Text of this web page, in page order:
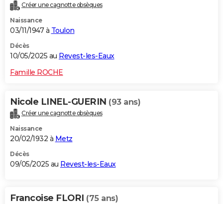
Créer une cagnotte obsèques
Naissance
03/11/1947 à Toulon
Décès
10/05/2025 au Revest-les-Eaux
Famille ROCHE
Nicole LINEL-GUERIN (93 ans)
Créer une cagnotte obsèques
Naissance
20/02/1932 à Metz
Décès
09/05/2025 au Revest-les-Eaux
Francoise FLORI (75 ans)